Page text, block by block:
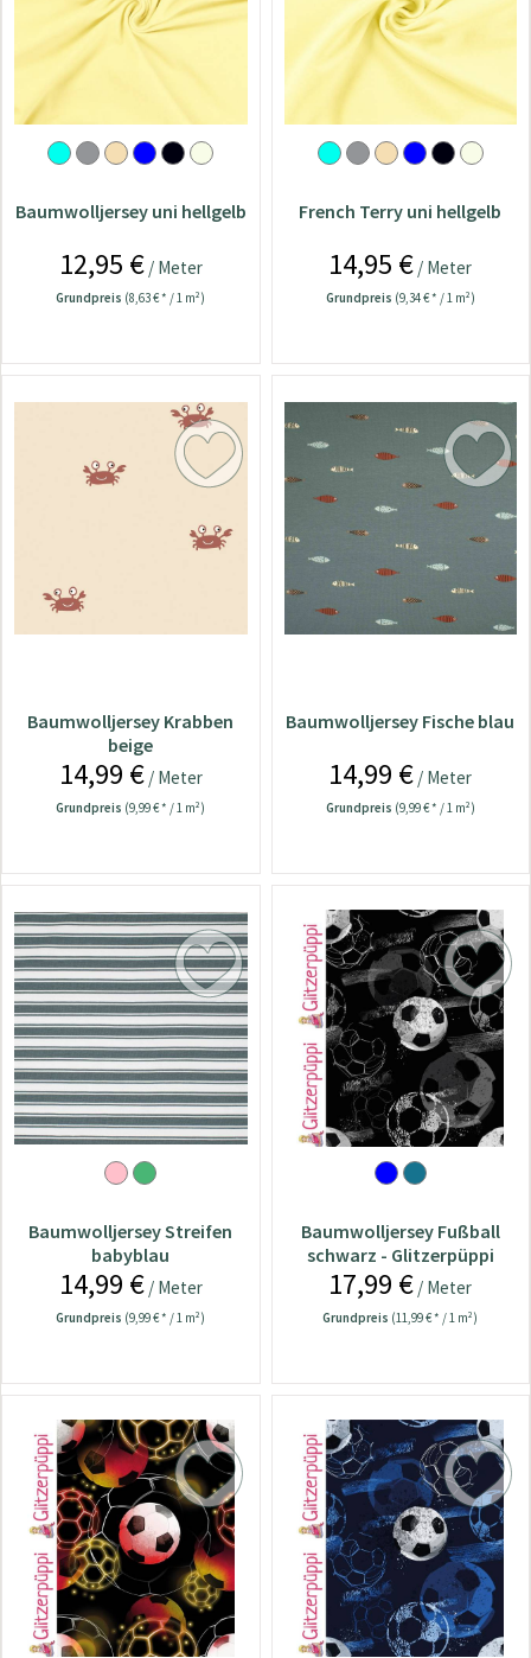
Baumwolljersey uni hellgelb
12,95 €/ Meter
Grundpreis (8,63 € * / 1 m²)
French Terry uni hellgelb
14,95 € / Meter
Grundpreis (9,34 € * / 1 m²)
Baumwolljersey Krabben
beige
14,99 €/ Meter
Grundpreis (9,99 € * / 1 m²)
Baumwolljersey Fische blau
14,99 € / Meter
Grundpreis (9,99 € * / 1 m²)
Baumwolljersey Streifen
babyblau
14,99 €/ Meter
Grundpreis (9,99 € * / 1 m²)
Baumwolljersey Fußball
schwarz - Glitzerpüppi
17,99 € / Meter
Grundpreis (11,99 € * / 1 m²)